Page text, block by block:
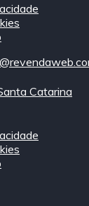
Catarina